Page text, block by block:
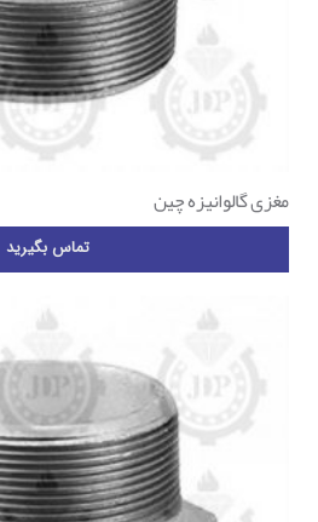
مغزی گالوانیزه چین
تماس بگیرید